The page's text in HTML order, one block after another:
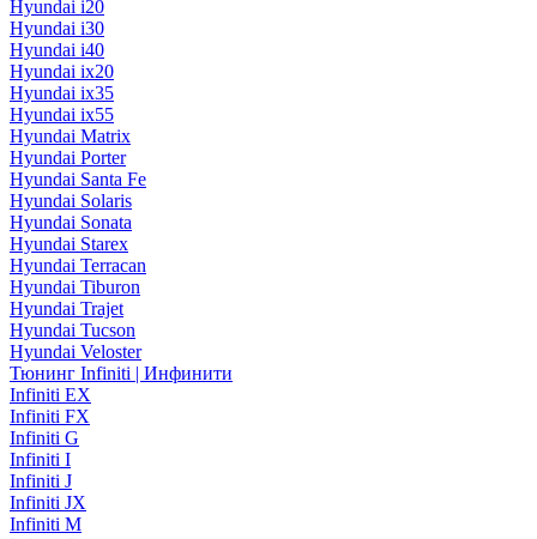
Hyundai i20
Hyundai i30
Hyundai i40
Hyundai ix20
Hyundai ix35
Hyundai ix55
Hyundai Matrix
Hyundai Porter
Hyundai Santa Fe
Hyundai Solaris
Hyundai Sonata
Hyundai Starex
Hyundai Terracan
Hyundai Tiburon
Hyundai Trajet
Hyundai Tucson
Hyundai Veloster
Тюнинг Infiniti | Инфинити
Infiniti EX
Infiniti FX
Infiniti G
Infiniti I
Infiniti J
Infiniti JX
Infiniti M